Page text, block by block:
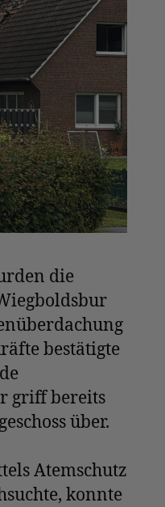
die
bestätigte
griff bereits
über.
Atemschutz
konnte